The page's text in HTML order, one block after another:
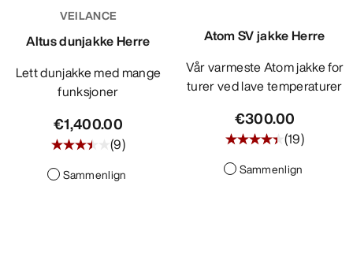
VEILANCE
Altus dunjakke Herre
Lett dunjakke med mange
funksjoner
€1,400.00
(9)
Sammenlign
Atom SV jakke Herre
Vår varmeste Atom jakke for
turer ved lave temperaturer
€300.00
(19)
Sammenlign